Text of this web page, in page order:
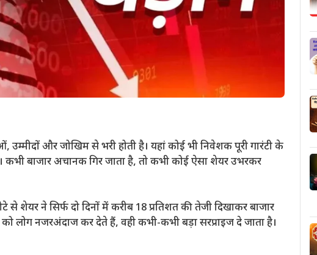
और जोखिम से भरी होती है। यहां कोई भी निवेशक पूरी गारंटी के
बाजार अचानक गिर जाता है, तो कभी कोई ऐसा शेयर उभरकर
ने सिर्फ दो दिनों में करीब 18 प्रतिशत की तेजी दिखाकर बाजार
लोग नजरअंदाज कर देते हैं, वही कभी-कभी बड़ा सरप्राइज दे जाता है।